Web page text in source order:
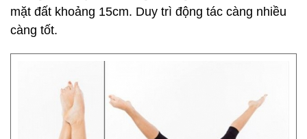
mặt đất khoảng 15cm. Duy trì động tác càng nhiều
càng tốt.